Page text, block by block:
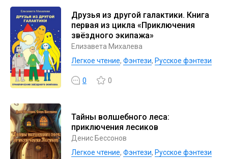
Друзья из другой галактики. Книга
первая из цикла «Приключения
звёздного экипажа»
Елизавета Михалева
Легкое чтение, Фэнтези, Русское фэнтези
0 0
Тайны волшебного леса:
приключения лесиков
Денис Бессонов
Легкое чтение, Фэнтези, Русское фэнтези